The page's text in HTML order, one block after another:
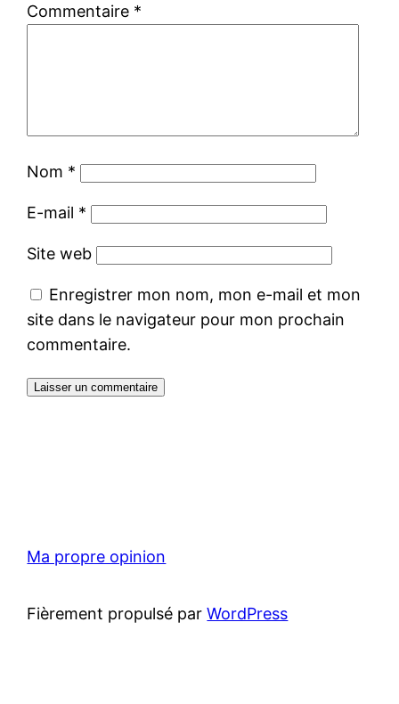
Commentaire *
Nom *
E-mail *
Site web
Enregistrer mon nom, mon e-mail et mon
site dans le navigateur pour mon prochain
commentaire.
Ma propre opinion
Fièrement propulsé parWordPress